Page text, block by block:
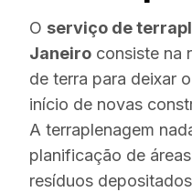
O serviço de
Janeiro consiste na
de terra para deixar
início de novas
A terraplenagem
planificação de
resíduos